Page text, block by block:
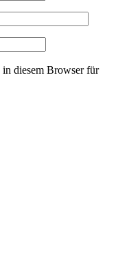
diesem Browser für